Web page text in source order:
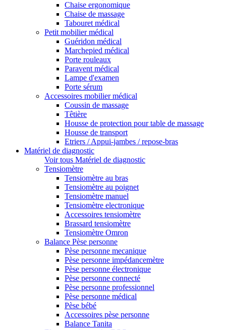
Chaise ergonomique
Chaise de massage
Tabouret médical
Petit mobilier médical
Guéridon médical
Marchepied médical
Porte rouleaux
Paravent médical
Lampe d'examen
Porte sérum
Accessoires mobilier médical
Coussin de massage
Têtière
Housse de protection pour table de massage
Housse de transport
Etriers / Appui-jambes / repose-bras
Matériel de diagnostic
Voir tous Matériel de diagnostic
Tensiomètre
Tensiomètre au bras
Tensiomètre au poignet
Tensiomètre manuel
Tensiomètre electronique
Accessoires tensiomètre
Brassard tensiomètre
Tensiomètre Omron
Balance Pèse personne
Pèse personne mecanique
Pèse personne impédancemètre
Pèse personne électronique
Pèse personne connecté
Pèse personne professionnel
Pèse personne médical
Pèse bébé
Accessoires pèse personne
Balance Tanita